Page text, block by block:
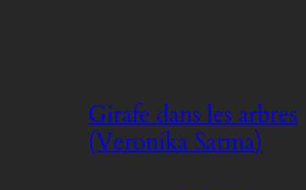
Girafe dans les arbres
(Veronika Sarma)